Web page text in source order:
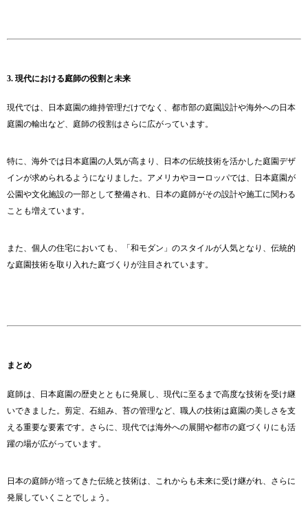
3. 現代における庭師の役割と未来
現代では、日本庭園の維持管理だけでなく、都市部の庭園設計や海外への日本
庭園の輸出など、庭師の役割はさらに広がっています。
特に、海外では日本庭園の人気が高まり、日本の伝統技術を活かした庭園デザ
インが求められるようになりました。アメリカやヨーロッパでは、日本庭園が
公園や文化施設の一部として整備され、日本の庭師がその設計や施工に関わる
ことも増えています。
また、個人の住宅においても、「和モダン」のスタイルが人気となり、伝統的
な庭園技術を取り入れた庭づくりが注目されています。
まとめ
庭師は、日本庭園の歴史とともに発展し、現代に至るまで高度な技術を受け継
いできました。剪定、石組み、苔の管理など、職人の技術は庭園の美しさを支
える重要な要素です。さらに、現代では海外への展開や都市の庭づくりにも活
躍の場が広がっています。
日本の庭師が培ってきた伝統と技術は、これからも未来に受け継がれ、さらに
発展していくことでしょう。